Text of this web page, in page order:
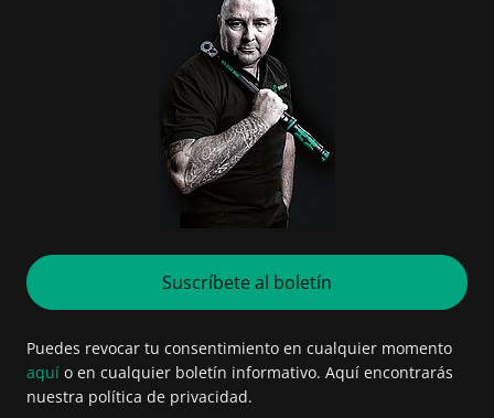
Suscríbete al boletín
Puedes revocar tu consentimiento en cualquier momento
aquí o en cualquier boletín informativo. Aquí encontrarás
nuestra política de privacidad.